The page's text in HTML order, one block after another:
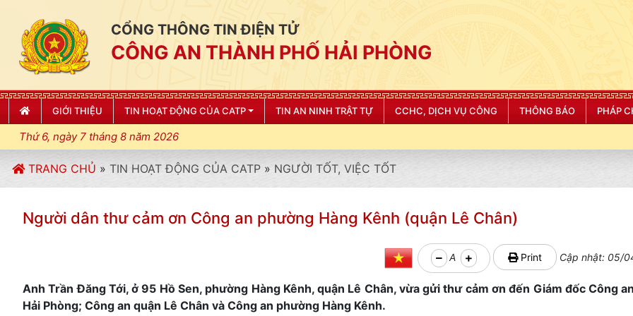
CỔNG THÔNG TIN ĐIỆN TỬ
CÔNG AN THÀNH PHỐ HẢI PHÒNG
GIỚI THIỆU TIN HOẠT ĐỘNG CỦA CATP TIN AN NINH TRẬT TỰ CCHC, DỊCH VỤ CÔNG THÔNG BÁO PHÁP
Thứ 6, ngày 7 tháng 8 năm 2026
TRANG CHỦ » TIN HOẠT ĐỘNG CỦA CATP » NGƯỜI TỐT, VIỆC TỐT
Người dân thư cảm ơn Công an phường Hàng Kênh (quận Lê Chân)
A Print Cập nhật: 05/
Anh Trần Đăng Tới, ở 95 Hồ Sen, phường Hàng Kênh, quận Lê Chân, vừa gửi thư cảm ơn đến Giám đốc Công
Hải Phòng; Công an quận Lê Chân và Công an phường Hàng Kênh.